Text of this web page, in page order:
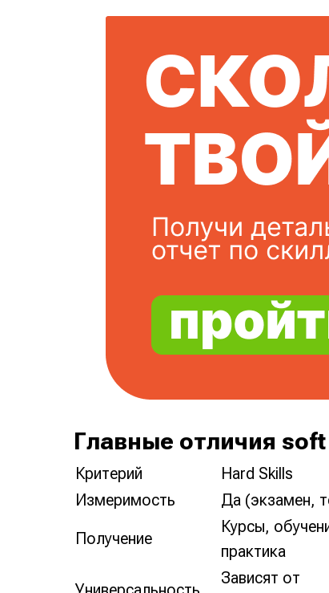
Главные отличия
Критерий Hard Skills
Измеримость
Да (экзамен,
Получение
Курсы,
практика
Зависят от